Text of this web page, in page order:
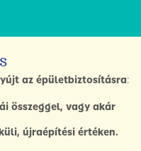
az épületbiztosításra:
összeggel, vagy akár
újraépítési értéken.